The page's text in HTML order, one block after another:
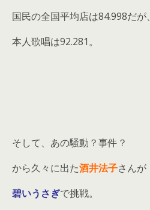
国民の全国平均店は84.998だが、
本人歌唱は92.281。
そして、あの騒動？事件？
から久々に出た酒井法子さんが
碧いうさぎで挑戦。